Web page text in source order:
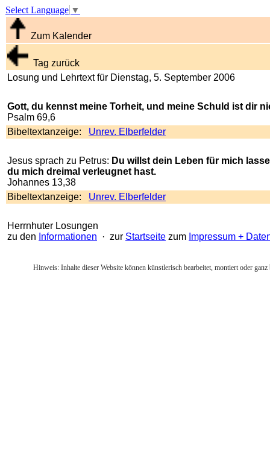
Select Language ▼
Zum Kalender
Tag zurück
Losung und Lehrtext für Dienstag, 5. September 2006
Gott, du kennst meine Torheit, und meine Schuld ist dir
Psalm 69,6
Bibeltextanzeige: Unrev. Elberfelder
Jesus sprach zu Petrus: Du willst dein Leben für mich
du mich dreimal verleugnet hast.
Johannes 13,38
Bibeltextanzeige: Unrev. Elberfelder
Herrnhuter Losungen
zu den Informationen · zur Startseite zum Impressum +
Hinweis: Inhalte dieser Website können künstlerisch bearbeitet, montiert oder